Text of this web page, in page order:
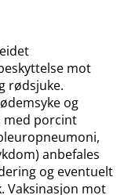
mot
rødsjuke.
og
med porcint
anbefales
og eventuelt
Vaksinasjon mot